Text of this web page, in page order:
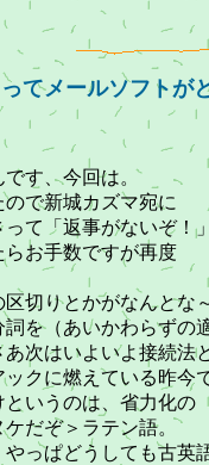
てメールソフト
す、今回は。
で新城カズマ宛に
て「返事がないぞ！」
お手数ですが再度
切りとかがなんとな
を（あいかわらずの
次はいよいよ接続法
クに燃えている昨今
いうのは、省力化の
だぞ＞ラテン語。
っぱどうしても古英